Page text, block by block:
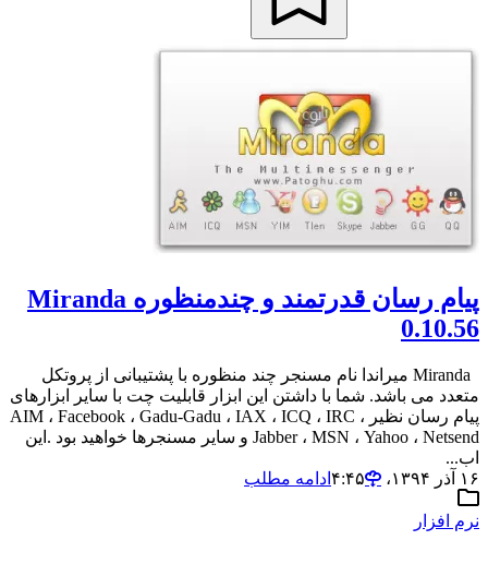
پیام رسان قدرتمند و چندمنظوره Miranda
0.10.56
Miranda میراندا نام مسنجر چند منظوره با پشتیبانی از پروتکل
متعدد می باشد. شما با داشتن این ابزار قابلیت چت با سایر ابزارهای
پیام رسان نظیر AIM ، Facebook ، Gadu-Gadu ، IAX ، ICQ ، IRC ،
Jabber ، MSN ، Yahoo ، Netsend و سایر مسنجرها خواهید بود .این
اب...
۱۶ آذر ۱۳۹۴،‏ ۴:۴۵
ادامه مطلب
نرم افزار